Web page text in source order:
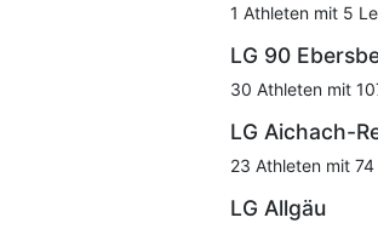
1 Athleten mit 5
LG 90
30 Athleten mit
LG Aichach-
23 Athleten mit
LG Allgäu